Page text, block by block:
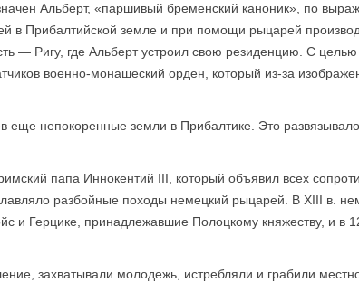
Альберт, «паршивый бременский каноник», по
в Прибалтийской земле и при помощи рыцарей
— Ригу, где Альберт устроил свою резиденцию. С целью
военно-монашеский орден, который из-за
непокоренные земли в Прибалтике. Это
папа Иннокентий III, который объявил всех
разбойные походы немецкий рыцарей. В XIII в.
и Герцике, принадлежавшие Полоцкому княжеству, и в
захватывали молодежь, истребляли и грабили